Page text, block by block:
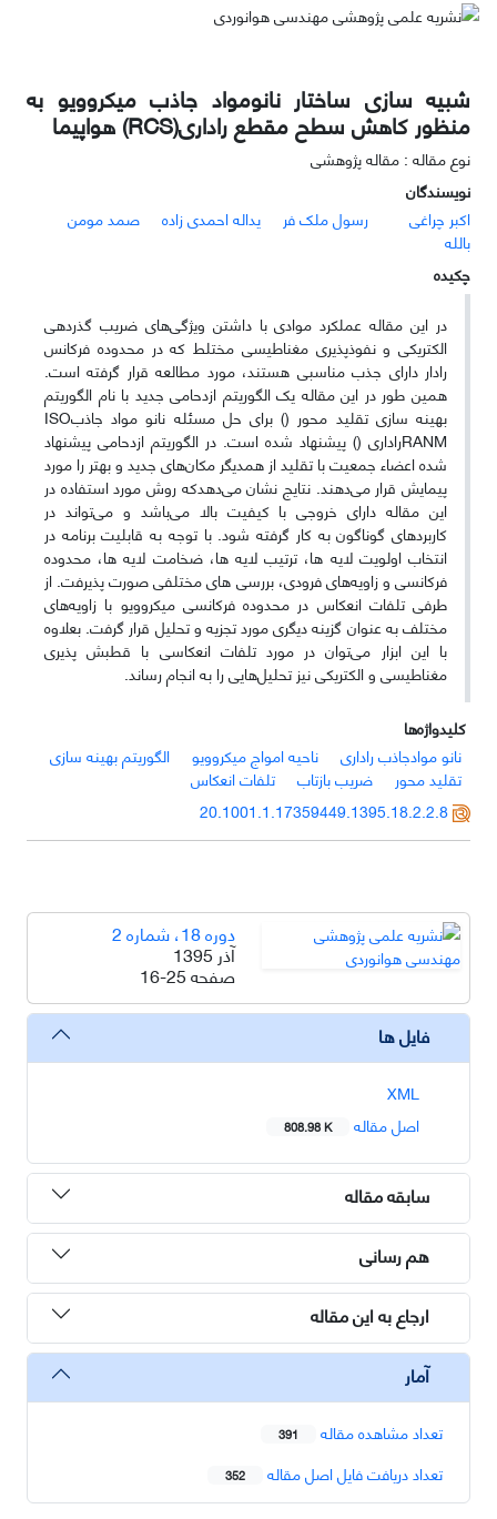
شبیه سازی ساختار نانومواد جاذب میکروویو به
منظور کاهش سطح مقطع راداری(RCS) هواپیما
نوع مقاله : مقاله پژوهشی
نویسندگان
اکبر چراغی
رسول ملک فر یداله احمدی زاده
صمد مومن
بالله
چکیده
در این مقاله عملکرد موادی با داشتن ویژگی‌های ضریب گذردهی
الکتریکی و نفوذپذیری مغناطیسی مختلط که در محدوده فرکانس
رادار دارای جذب مناسبی هستند، مورد مطالعه قرار گرفته است.
همین طور در این مقاله یک الگوریتم ازدحامی جدید با نام الگوریتم
بهینه سازی تقلید محور (
ISO) برای حل مسئله نانو مواد جاذب
راداری (RANM
) پیشنهاد شده است. در الگوریتم ازدحامی پیشنهاد
شده اعضاء جمعیت با تقلید از همدیگر مکان‌های جدید و بهتر را مورد
پیمایش قرار می‌دهند. نتایج نشان می‌دهدکه روش مورد استفاده در
این مقاله دارای خروجی با کیفیت بالا می‌باشد و می‌تواند در
کاربردهای گوناگون به کار گرفته شود. با توجه به قابلیت برنامه در
انتخاب اولویت لایه ها، ترتیب لایه ها، ضخامت لایه ها، محدوده
فرکانسی و زاویه‌های فرودی، بررسی های مختلفی صورت پذیرفت. از
طرفی تلفات انعکاس در محدوده فرکانسی میکروویو با زاویه‌های
مختلف به عنوان گزینه دیگری مورد تجزیه و تحلیل قرار گرفت. بعلاوه
با این ابزار می‌توان در مورد تلفات انعکاسی با قطبش پذیری
مغناطیسی و الکتریکی نیز تحلیل‌هایی را به انجام رساند.
کلیدواژه‌ها
نانو موادجاذب راداری
ناحیه امواج میکروویو
الگوریتم بهینه سازی
تقلید محور
ضریب بازتاب
تلفات انعکاس
20.1001.1.17359449.1395.18.2.2.8
دوره 18، شماره 2
آذر 1395
صفحه16-25
فایل ها
XML
اصل مقاله
808.98 K
سابقه مقاله
هم رسانی
ارجاع به این مقاله
آمار
تعداد مشاهده مقاله 391
تعداد دریافت فایل اصل مقاله 352